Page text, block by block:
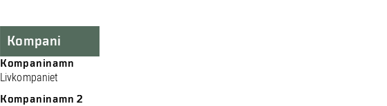
Kompani
Kompaninamn
Livkompaniet
Kompaninamn 2